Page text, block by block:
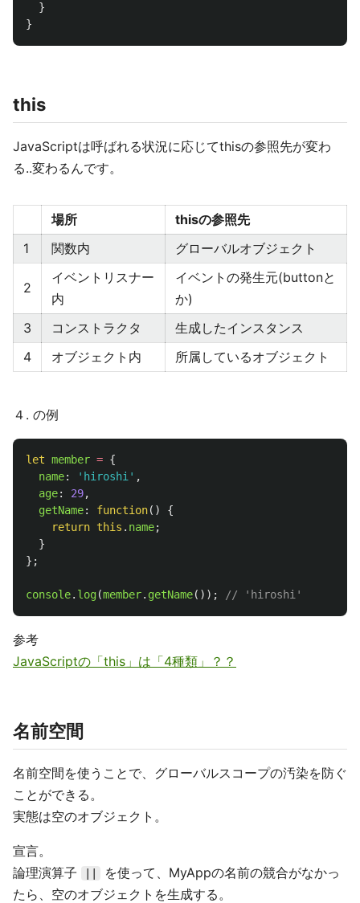
}
}
this
JavaScriptは呼ばれる状況に応じてthisの参照先が変わ
る..変わるんです。
場所
thisの参照先
1
関数内 グローバルオブジェクト
2
イベントリスナー
内
イベントの発生元(buttonと
か)
3
コンストラクタ
生成したインスタンス
4
オブジェクト内 所属しているオブジェクト
４. の例
let member = {
name: ' hiroshi ' ,
age: 29,
getName: function()
{
return this . name;
}
};
console. log(member. getName()); // 'hiroshi'
参考
JavaScriptの「this」は「4種類」？？
名前空間
名前空間を使うことで、グローバルスコープの汚染を防ぐ
ことができる。
実態は空のオブジェクト。
宣言。
論理演算子
を使って、MyAppの名前の競合がなかっ
たら、空のオブジェクトを生成する。